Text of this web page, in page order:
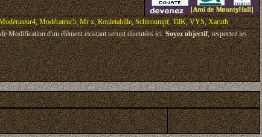
,Modérateur5,Mr x,Rouletabille,Schtroumpf,TilK,VYS,Xaruth
Modification d'un élément existant seront discutées ici.Soyez objectif, respectez les